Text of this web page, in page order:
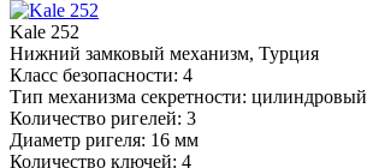
Kale 252
Нижний замковый механизм, Турция
Класс безопасности: 4
Тип механизма секретности: цилиндровый
Количество ригелей: 3
Диаметр ригеля: 16 мм
Количество ключей: 4